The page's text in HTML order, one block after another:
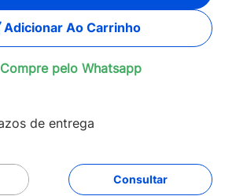
Adicionar Ao Carrinho
Compre pelo Whatsapp